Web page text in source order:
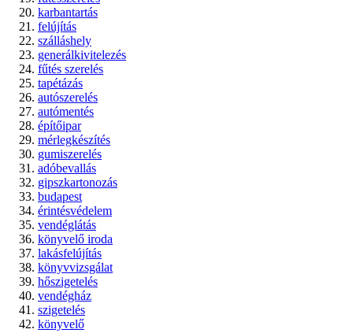
karbantartás
felújítás
szálláshely
generálkivitelezés
fűtés szerelés
tapétázás
autószerelés
autómentés
építőipar
mérlegkészítés
gumiszerelés
adóbevallás
gipszkartonozás
budapest
érintésvédelem
vendéglátás
könyvelő iroda
lakásfelújítás
könyvvizsgálat
hőszigetelés
vendégház
szigetelés
könyvelő